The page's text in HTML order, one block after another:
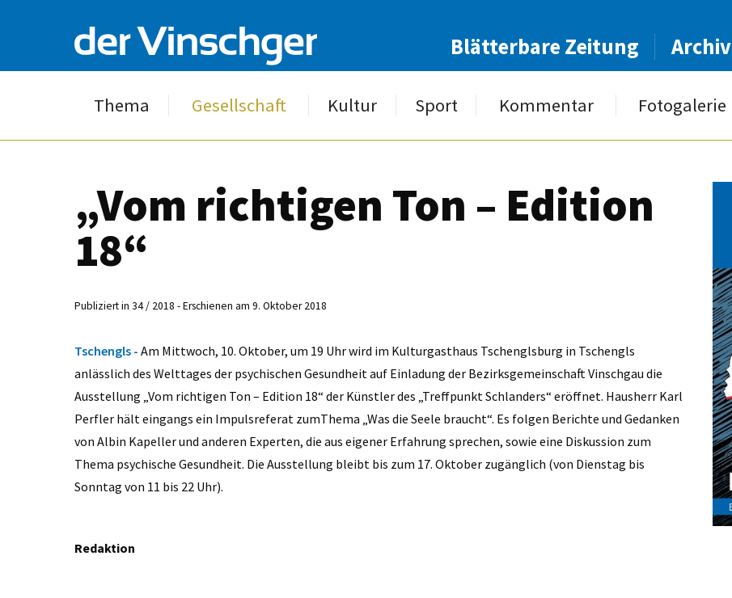
Blätterbare Zeitung Archiv
Thema Gesellschaft Kultur Sport Kommentar Fotogalerie
„Vom richtigen Ton – Edition
18“
Publiziert in 34 / 2018 - Erschienen am 9. Oktober 2018
Tschengls - Am Mittwoch, 10. Oktober, um 19 Uhr wird im Kulturgasthaus Tschenglsburg in Tschengls
anlässlich des Welttages der psychischen Gesundheit auf Einladung der Bezirksgemeinschaft Vinschgau die
Ausstellung „Vom richtigen Ton – Edition 18“ der Künstler des „Treffpunkt Schlanders“ eröffnet. Hausherr Karl
Perfler hält eingangs ein Impulsreferat zumThema „Was die Seele braucht“. Es folgen Berichte und Gedanken
von Albin Kapeller und anderen Experten, die aus eigener Erfahrung sprechen, sowie eine Diskussion zum
Thema psychische Gesundheit. Die Ausstellung bleibt bis zum 17. Oktober zugänglich (von Dienstag bis
Sonntag von 11 bis 22 Uhr).
Redaktion